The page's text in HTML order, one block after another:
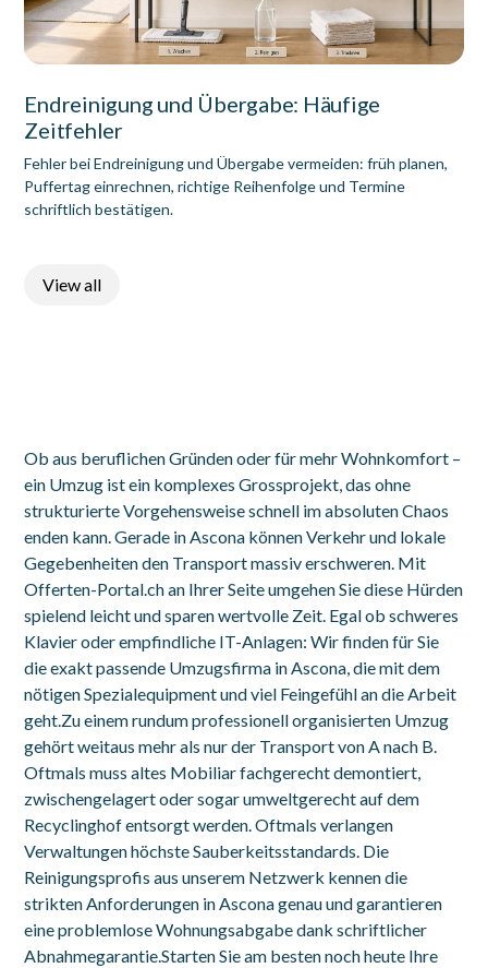
Endreinigung und Übergabe: Häufige
Zeitfehler
Fehler bei Endreinigung und Übergabe vermeiden: früh planen,
Puffertag einrechnen, richtige Reihenfolge und Termine
schriftlich bestätigen.
View all
Ob aus beruflichen Gründen oder für mehr Wohnkomfort –
ein Umzug ist ein komplexes Grossprojekt, das ohne
strukturierte Vorgehensweise schnell im absoluten Chaos
enden kann. Gerade in Ascona können Verkehr und lokale
Gegebenheiten den Transport massiv erschweren. Mit
Offerten-Portal.ch an Ihrer Seite umgehen Sie diese Hürden
spielend leicht und sparen wertvolle Zeit. Egal ob schweres
Klavier oder empfindliche IT-Anlagen: Wir finden für Sie
die exakt passende Umzugsfirma in Ascona, die mit dem
nötigen Spezialequipment und viel Feingefühl an die Arbeit
geht.Zu einem rundum professionell organisierten Umzug
gehört weitaus mehr als nur der Transport von A nach B.
Oftmals muss altes Mobiliar fachgerecht demontiert,
zwischengelagert oder sogar umweltgerecht auf dem
Recyclinghof entsorgt werden. Oftmals verlangen
Verwaltungen höchste Sauberkeitsstandards. Die
Reinigungsprofis aus unserem Netzwerk kennen die
strikten Anforderungen in Ascona genau und garantieren
eine problemlose Wohnungsabgabe dank schriftlicher
Abnahmegarantie.Starten Sie am besten noch heute Ihre